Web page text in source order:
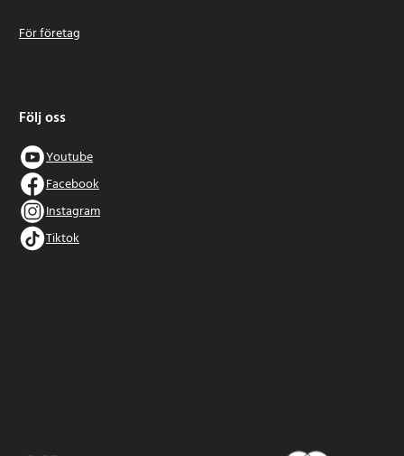
För företag
Följ oss
Youtube
Facebook
Instagram
Tiktok